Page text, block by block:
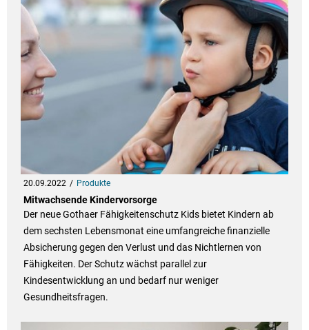
20.09.2022 Produkte
Mitwachsende Kindervorsorge
Der neue Gothaer Fähigkeitenschutz Kids bietet Kindern ab
dem sechsten Lebensmonat eine umfangreiche finanzielle
Absicherung gegen den Verlust und das Nichtlernen von
Fähigkeiten. Der Schutz wächst parallel zur
Kindesentwicklung an und bedarf nur weniger
Gesundheitsfragen.